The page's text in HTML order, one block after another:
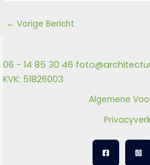
← Vorige Bericht
06 - 14 85 30 46
KVK: 51826003
Algemene